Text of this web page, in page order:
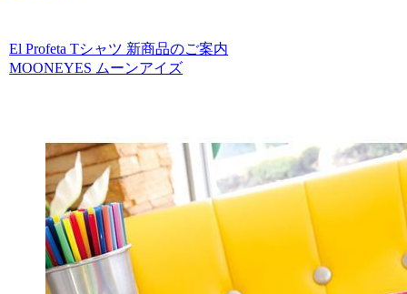
El Profeta Tシャツ 新商品のご案内
MOONEYES ムーンアイズ